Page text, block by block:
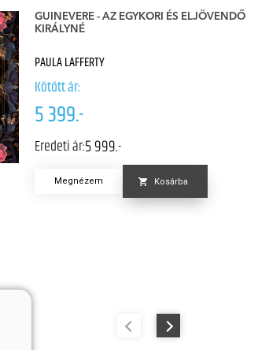
GUINEVERE - AZ EGYKORI ÉS ELJÖVENDŐ
KIRÁLYNÉ
PAULA LAFFERTY
Kötött ár:
5 399.-
Eredeti ár:5 999.-
Megnézem Kosárba